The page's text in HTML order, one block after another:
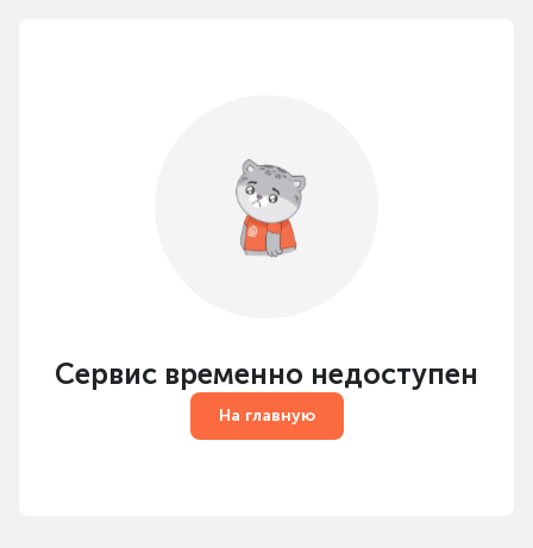
Сервис временно недоступен
На главную